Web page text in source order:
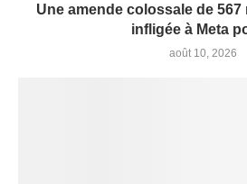
Une amende colossale de
infligée à Meta
août 10, 2026